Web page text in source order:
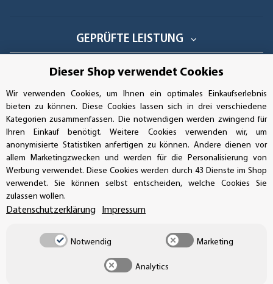
GEPRÜFTE LEISTUNG
AUFKLEBERDEALER STORE
Handwerkerring 1, D-39326 Wolmirstedt
Bestellungen/Support: +49 (0)39-201-28-98-10
Buchhaltung: +49 (0)39-201-28-98-17
info@aufkleberdealer.de
UNSER AFFILIATE-PROGRAMM
Dieser Shop verwendet Cookies
Wir verwenden Cookies, um Ihnen ein optimales Einkaufserlebnis
bieten zu können. Diese Cookies lassen sich in drei verschiedene
Kategorien zusammenfassen. Die notwendigen werden zwingend für
Ihren Einkauf benötigt. Weitere Cookies verwenden wir, um
anonymisierte Statistiken anfertigen zu können. Andere dienen vor
allem Marketingzwecken und werden für die Personalisierung von
Werbung verwendet. Diese Cookies werden durch 43 Dienste im Shop
verwendet. Sie können selbst entscheiden, welche Cookies Sie
zulassen wollen.
Datenschutzerklärung Impressum
Notwendig Marketing
Analytics